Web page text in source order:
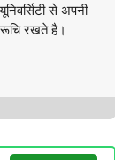
से अपनी
रूचि रखते है।